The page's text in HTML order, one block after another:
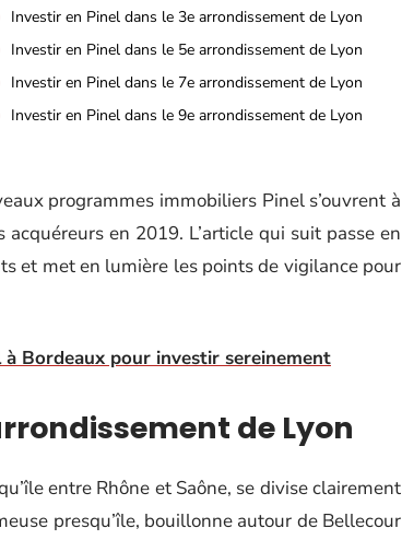
Investir en Pinel dans le 3e arrondissement de Lyon
Investir en Pinel dans le 5e arrondissement de Lyon
Investir en Pinel dans le 7e arrondissement de Lyon
Investir en Pinel dans le 9e arrondissement de Lyon
programmes immobiliers Pinel s’ouvrent à
en 2019. L’article qui suit passe en
et met en lumière les points de vigilance pour
Bordeaux pour investir sereinement
de Lyon
entre Rhône et Saône, se divise clairement
presqu’île, bouillonne autour de Bellecour